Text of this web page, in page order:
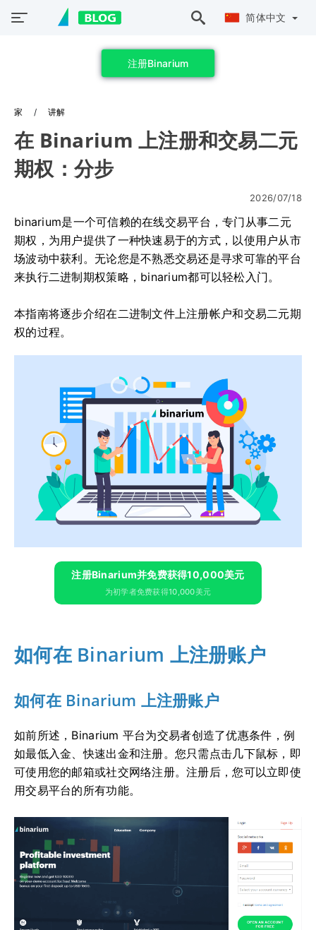
简体中文
注册Binarium
家 讲解
在 Binarium 上注册和交易二元
期权：分步
2026/07/18
binarium是一个可信赖的在线交易平台，专门从事二元
期权，为用户提供了一种快速易于的方式，以使用户从市
场波动中获利。无论您是不熟悉交易还是寻求可靠的平台
来执行二进制期权策略，binarium都可以轻松入门。
本指南将逐步介绍在二进制文件上注册帐户和交易二元期
权的过程。
注册Binarium并免费获得10,000美元
为初学者免费获得10,000美元
如何在 Binarium 上注册账户
如何在 Binarium 上注册账户
如前所述，Binarium 平台为交易者创造了优惠条件，例
如最低入金、快速出金和注册。您只需点击几下鼠标，即
可使用您的邮箱或社交网络注册。注册后，您可以立即使
用交易平台的所有功能。